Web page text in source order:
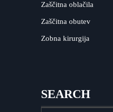
Zaščitna oblačila
Zaščitna obutev
Zobna kirurgija
SEARCH